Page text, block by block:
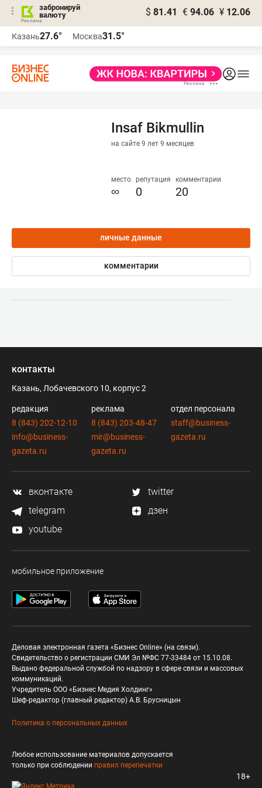
забронируй
валюту
$ 81.41 € 94.06 ¥ 12.06
Казань27.6° Москва31.5°
Insaf Bikmullin
на сайте 9 лет 9 месяцев
место
∞
репутация
0
комментарии
20
личные данные
комментарии
контакты
Казань, Лобачевского 10, корпус 2
редакция
8 (843) 202-12-10
info@business-
gazeta.ru
реклама
8 (843) 203-48-47
mir@business-
gazeta.ru
отдел персонала
staff@business-
gazeta.ru
вконтакте
twitter
telegram
дзен
youtube
мобильное приложение
Деловая электронная газета «Бизнес Online» (на связи).
Свидетельство о регистрации СМИ Эл №ФС 77-33484 от 15.10.08.
Выдано федеральной службой по надзору в сфере связи и массовых
коммуникаций.
Учредитель ООО «Бизнес Медия Холдинг»
Шеф-редактор (главный редактор) А.В. Брусницын
Политика о персональных данных
Любое использование материалов допускается
только при соблюдении правил перепечатки
18+